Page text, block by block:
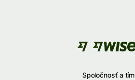
Spoločnosť a tím